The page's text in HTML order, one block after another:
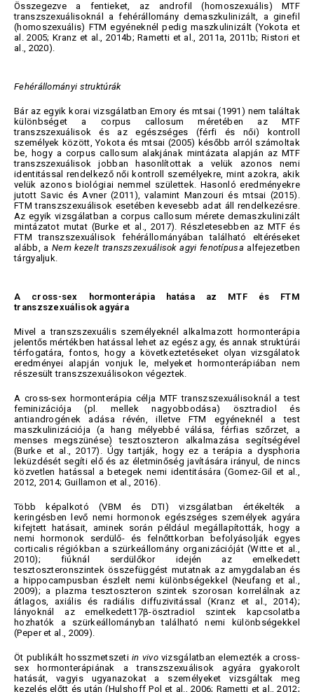
Összegezve a fentieket, az androfil (homoszexuális) MTF
transzszexuálisoknál a fehérállomány demaszkulinizált, a ginefil
(homoszexuális) FTM egyéneknél pedig maszkulinizált (Yokota et
al. 2005; Kranz et al., 2014b; Rametti et al., 2011a, 2011b; Ristori et
al., 2020).
Fehérállományi struktúrák
Bár az egyik korai vizsgálatban Emory és mtsai (1991) nem találtak
különbséget a corpus callosum méretében az MTF
transzszexuálisok és az egészséges (férfi és női) kontroll
személyek között, Yokota és mtsai (2005) később arról számoltak
be, hogy a corpus callosum alakjának mintázata alapján az MTF
transzszexuálisok jobban hasonlítottak a velük azonos nemi
identitással rendelkező női kontroll személyekre, mint azokra, akik
velük azonos biológiai nemmel születtek. Hasonló eredményekre
jutott Savic és Avner (2011), valamint Manzouri és mtsai (2015).
FTM transzszexuálisok esetében kevesebb adat áll rendelkezésre.
Az egyik vizsgálatban a corpus callosum mérete demaszkulinizált
mintázatot mutat (Burke et al., 2017). Részletesebben az MTF és
FTM transzszexuálisok fehérállományában található eltéréseket
alább, aNem kezelt transzszexuálisok agyi fenotípusa alfejezetben
tárgyaljuk.
A cross-sex hormonterápia hatása az MTF és FTM
transzszexuálisok agyára
Mivel a transzszexuális személyeknél alkalmazott hormonterápia
jelentős mértékben hatással lehet az egész agy, és annak struktúrái
térfogatára, fontos, hogy a következtetéseket olyan vizsgálatok
eredményei alapján vonjuk le, melyeket hormonterápiában nem
részesült transzszexuálisokon végeztek.
A cross-sex hormonterápia célja MTF transzszexuálisoknál a test
feminizációja (pl. mellek nagyobbodása) ösztradiol és
antiandrogének adása révén, illetve FTM egyéneknél a test
maszkulinizációja (a hang mélyebbé válása, férfias szőrzet, a
menses megszünése) tesztoszteron alkalmazása segítségével
(Burke et al., 2017). Úgy tartják, hogy ez a terápia a dysphoria
leküzdését segíti elő és az életminőség javítására irányul, de nincs
közvetlen hatással a betegek nemi identitására (Gomez-Gil et al.,
2012, 2014; Guillamon et al., 2016).
Több képalkotó (VBM és DTI) vizsgálatban értékelték a
keringésben levő nemi hormonok egészséges személyek agyára
kifejtett hatásait, aminek során például megállapították, hogy a
nemi hormonok serdülő- és felnőttkorban befolyásolják egyes
corticalis régiókban a szürkeállomány organizációját (Witte et al.,
2010); fiúknál serdülőkor idején az emelkedett
tesztoszteronszintek összefüggést mutatnak az amygdalaban és
a hippocampusban észlelt nemi különbségekkel (Neufang et al.,
2009); a plazma tesztoszteron szintek szorosan korrelálnak az
átlagos, axiális és radiális diffuzivitással (Kranz et al., 2014);
lányoknál az emelkedett17β-ösztradiol szintek kapcsolatba
hozhatók a szürkeállományban található nemi különbségekkel
(Peper et al., 2009).
Öt publikált hosszmetszetiin vivovizsgálatban elemezték a cross-
sex hormonterápiának a transzszexuálisok agyára gyakorolt
hatását, vagyis ugyanazokat a személyeket vizsgáltak meg
kezelés előtt és után (Hulshoff Pol et al., 2006; Rametti et al., 2012;